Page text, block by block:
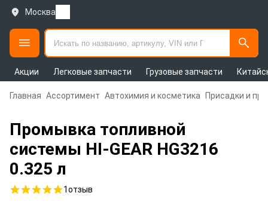
Москва
Акции Легковые запчасти Грузовые запчасти
Главная Ассортимент Автохимия и косметика Присадки и
Промывка топливной
системы HI-GEAR HG3216
0.325 л
1отзыв